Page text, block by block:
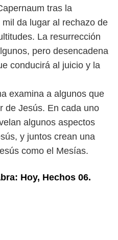
tras la
mil da lugar al rechazo de
La resurrección
pero desencadena
conducirá al juicio y la
examina a algunos que
de Jesús. En cada uno
algunos aspectos
y juntos crean una
como el Mesías.
Hoy, Hechos 06.